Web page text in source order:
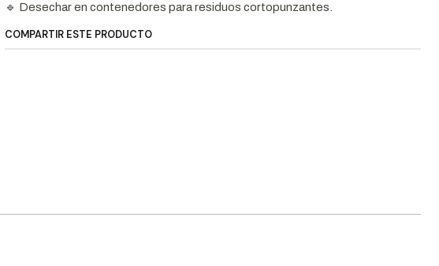
🔹 Desechar en contenedores para residuos cortopunzantes.
COMPARTIR ESTE PRODUCTO